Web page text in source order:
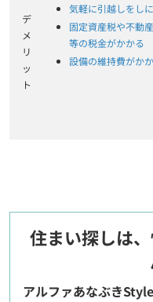
デ
メ
リ
ッ
ト
気軽に引越しをし
固定資産税や不動
等の税金がかかる
設備の維持費がか
住まい探しは
アルファあなぶき